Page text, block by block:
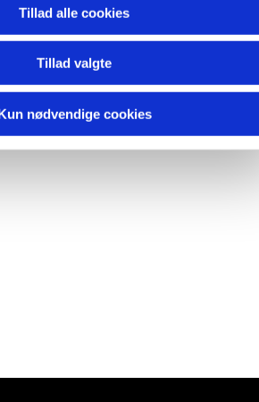
Tillad alle cookies
Tillad valgte
nødvendige cookies